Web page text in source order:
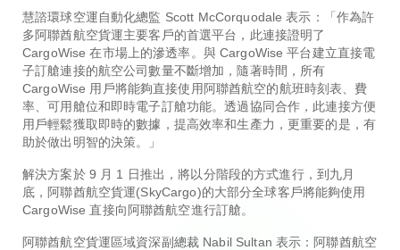
慧諮環球空運自動化總監 Scott McCorquodale 表示：「作為許
多阿聯酋航空貨運主要客戶的首選平台，此連接證明了
CargoWise 在市場上的滲透率。與 CargoWise 平台建立直接電
子訂艙連接的航空公司數量不斷增加，隨著時間，所有
CargoWise 用戶將能夠直接使用阿聯酋航空的航班時刻表、費
率、可用艙位和即時電子訂艙功能。透過協同合作，此連接方便
用戶輕鬆獲取即時的數據，提高效率和生產力，更重要的是，有
助於做出明智的決策。」
解決方案於 9 月 1 日推出，將以分階段的方式進行，到九月
底，阿聯酋航空貨運(SkyCargo)的大部分全球客戶將能夠使用
CargoWise 直接向阿聯酋航空進行訂艙。
阿聯酋航空貨運區域資深副總裁 Nabil Sultan 表示：阿聯酋航空